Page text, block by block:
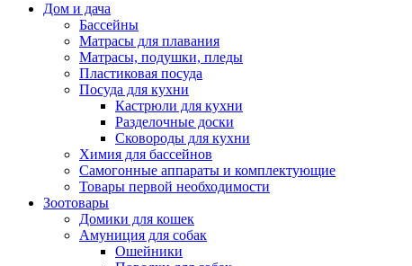
Дом и дача
Бассейны
Матрасы для плавания
Матрасы, подушки, пледы
Пластиковая посуда
Посуда для кухни
Кастрюли для кухни
Разделочные доски
Сковороды для кухни
Химия для бассейнов
Самогонные аппараты и комплектующие
Товары первой необходимости
Зоотовары
Домики для кошек
Амуниция для собак
Ошейники